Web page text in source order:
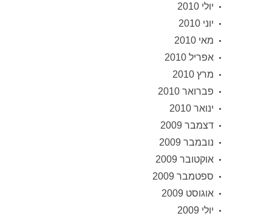
יולי 2010
יוני 2010
מאי 2010
אפריל 2010
מרץ 2010
פברואר 2010
ינואר 2010
דצמבר 2009
נובמבר 2009
אוקטובר 2009
ספטמבר 2009
אוגוסט 2009
יולי 2009